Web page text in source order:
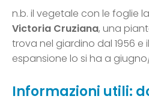
n.b. il vegetale con le foglie
Victoria Cruziana, una
trova nel giardino dal 1956
espansione lo si ha a
Informazioni utili: